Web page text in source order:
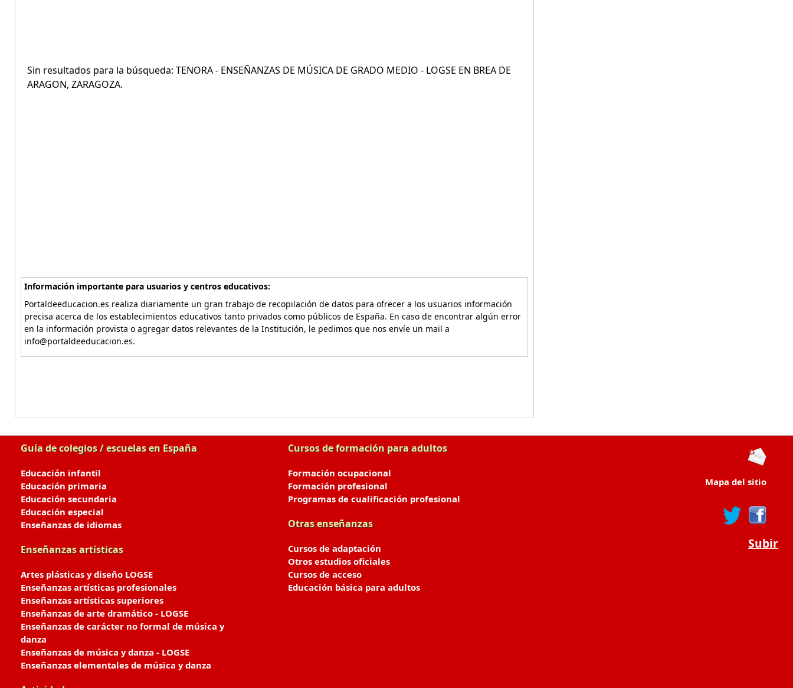
Sin resultados para la búsqueda: TENORA - ENSEÑANZAS DE MÚSICA DE GRADO MEDIO - LOGSE EN BREA DE
ARAGON, ZARAGOZA.
Información importante para usuarios y centros educativos:
Portaldeeducacion.es realiza diariamente un gran trabajo de recopilación de datos para ofrecer a los usuarios información
precisa acerca de los establecimientos educativos tanto privados como públicos de España. En caso de encontrar algún error
en la información provista o agregar datos relevantes de la Institución, le pedimos que nos envíe un mail a
info@portaldeeducacion.es.
Guía de colegios / escuelas en España
Educación infantil
Educación primaria
Educación secundaria
Educación especial
Enseñanzas de idiomas
Enseñanzas artísticas
Artes plásticas y diseño LOGSE
Enseñanzas artísticas profesionales
Enseñanzas artísticas superiores
Enseñanzas de arte dramático - LOGSE
Enseñanzas de carácter no formal de música y
danza
Enseñanzas de música y danza - LOGSE
Enseñanzas elementales de música y danza
Cursos de formación para adultos
Formación ocupacional
Formación profesional
Programas de cualificación profesional
Otras enseñanzas
Cursos de adaptación
Otros estudios oficiales
Cursos de acceso
Educación básica para adultos
Mapa del sitio
Subir